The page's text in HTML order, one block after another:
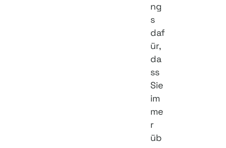
ng
s
daf
ür,
da
ss
Sie
im
me
r
üb